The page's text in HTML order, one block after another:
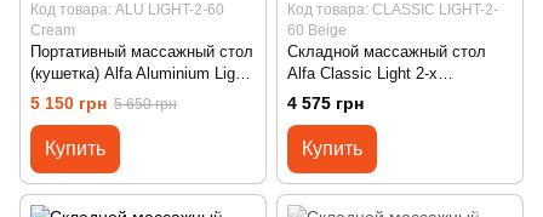
Код товара: ALU LIGHT-2-60
Cream
Портативный массажный стол
(кушетка) Alfa Aluminium Light
2-х сегментный с
алюминиевым каркасом,
ширина 60 см
5 150 грн 5 650 грн
Купить
Код товара: CLASSIC LIGHT-2-
60 Beige
Складной массажный стол
Alfa Classic Light 2-х
сегментный с деревянным
каркасом, ширина 60 см
4 575 грн
Купить